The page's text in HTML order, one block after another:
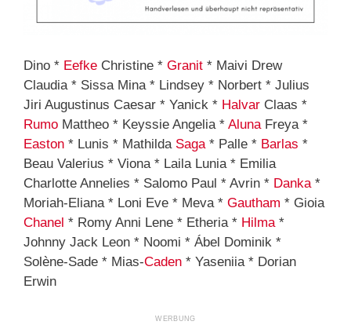
Dino * Eefke Christine * Granit * Maivi Drew
Claudia * Sissa Mina * Lindsey * Norbert * Julius
Jiri Augustinus Caesar * Yanick * Halvar Claas *
Rumo Mattheo * Keyssie Angelia * Aluna Freya *
Easton * Lunis * Mathilda Saga * Palle * Barlas *
Beau Valerius * Viona * Laila Lunia * Emilia
Charlotte Annelies * Salomo Paul * Avrin * Danka *
Moriah-Eliana * Loni Eve * Meva * Gautham * Gioia
Chanel * Romy Anni Lene * Etheria * Hilma *
Johnny Jack Leon * Noomi * Ábel Dominik *
Solène-Sade * Mias-Caden * Yaseniia * Dorian
Erwin